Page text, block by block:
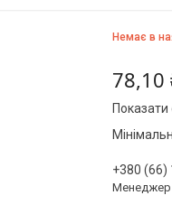
Немає в
78,10
Показати
+380 (66)
Менеджер